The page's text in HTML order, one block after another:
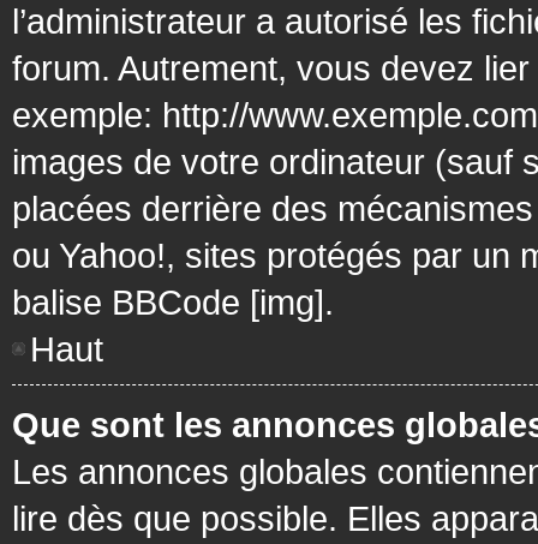
l’administrateur a autorisé les
forum. Autrement, vous devez
exemple: http://
images de votre ordinateur (sauf
placées derrière des
ou Yahoo!, sites protégés par un
balise BBCode [img].
Haut
Que sont les annonces
Les annonces globales
lire dès que possible. Elles